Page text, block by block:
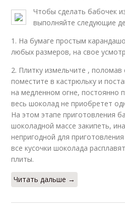
Чтобы сделать бабочек
выполняйте следующие
1. На бумаге простым
любых размеров, на свое
2. Плитку измельчите , поломав
поместите в кастрюльку и
на медленном огне, постоянно
весь шоколад не приобретет
На этом этапе приготовления
шоколадной массе закипеть,
непригодной для
все кусочки шоколада
плиты.
Читать дальше →